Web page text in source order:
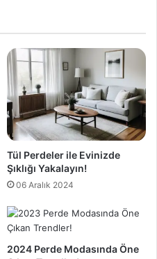
Tül Perdeler ile Evinizde
Şıklığı Yakalayın!
06 Aralık 2024
2024 Perde Modasında Öne